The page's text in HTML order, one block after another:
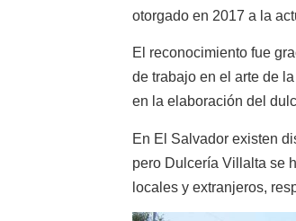
otorgado en 2017 a la
El reconocimiento fue
de trabajo en el arte de
en la elaboración del
En El Salvador existen
pero Dulcería Villalta se
locales y extranjeros,